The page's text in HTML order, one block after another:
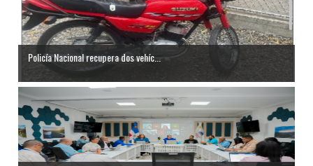
Policía Nacional recupera dos vehíc...